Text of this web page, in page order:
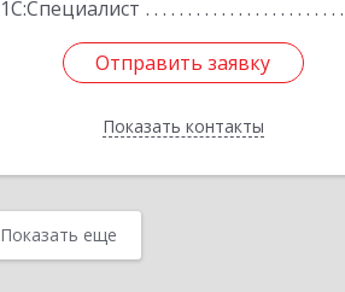
1С:Специалист
Отправить заявку
Показать контакты
Отправить заявку
Назад
Показать еще